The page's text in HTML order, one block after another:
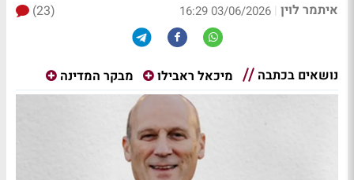
איתמר לוין |
03/06/2026 16:29
(23)
נושאים בכתבה מיכאל ראבילו מבקר המדינה